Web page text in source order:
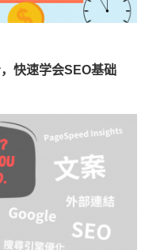
快速学会SEO基础